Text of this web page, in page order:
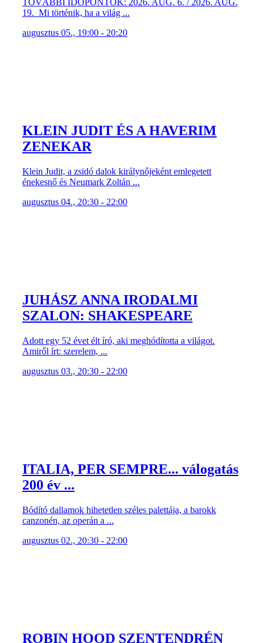
TOVÁBBI IDŐPONTOK: 2026. AUG. 6. / 2026. AUG.
19. Mi történik, ha a világ ...
augusztus 05., 19:00 - 20:20
KLEIN JUDIT ÉS A HAVERIM
ZENEKAR
Klein Judit, a zsidó dalok királynőjeként emlegetett
énekesnő és Neumark Zoltán ...
augusztus 04., 20:30 - 22:00
JUHÁSZ ANNA IRODALMI
SZALON: SHAKESPEARE
Adott egy 52 évet élt író, aki meghódította a világot.
Amiről írt: szerelem, ...
augusztus 03., 20:30 - 22:00
ITALIA, PER SEMPRE... válogatás
200 év ...
Bódító dallamok hihetetlen széles palettája, a barokk
canzonén, az operán a ...
augusztus 02., 20:30 - 22:00
ROBIN HOOD SZENTENDRÉN